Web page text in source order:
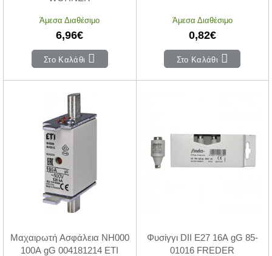
Άμεσα Διαθέσιμο
6,96€
Στο Καλάθι
Άμεσα Διαθέσιμο
0,82€
Στο Καλάθι
Μαχαιρωτή Ασφάλεια NH000
100Α gG 004181214 ΕΤΙ
Φυσίγγι DII Ε27 16Α gG 85-
01016 FREDER